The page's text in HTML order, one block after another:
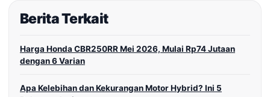
Berita Terkait
Harga Honda CBR250RR Mei 2026, Mulai Rp74 Jutaan
dengan 6 Varian
Apa Kelebihan dan Kekurangan Motor Hybrid? Ini 5